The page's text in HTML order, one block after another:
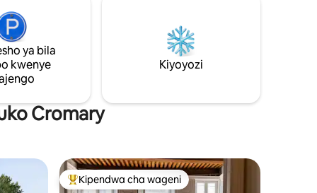
ya bila
kwenye
Kiyoyozi
Cromary
Kipendwa maarufu cha wageni
Kipendwa cha wageni